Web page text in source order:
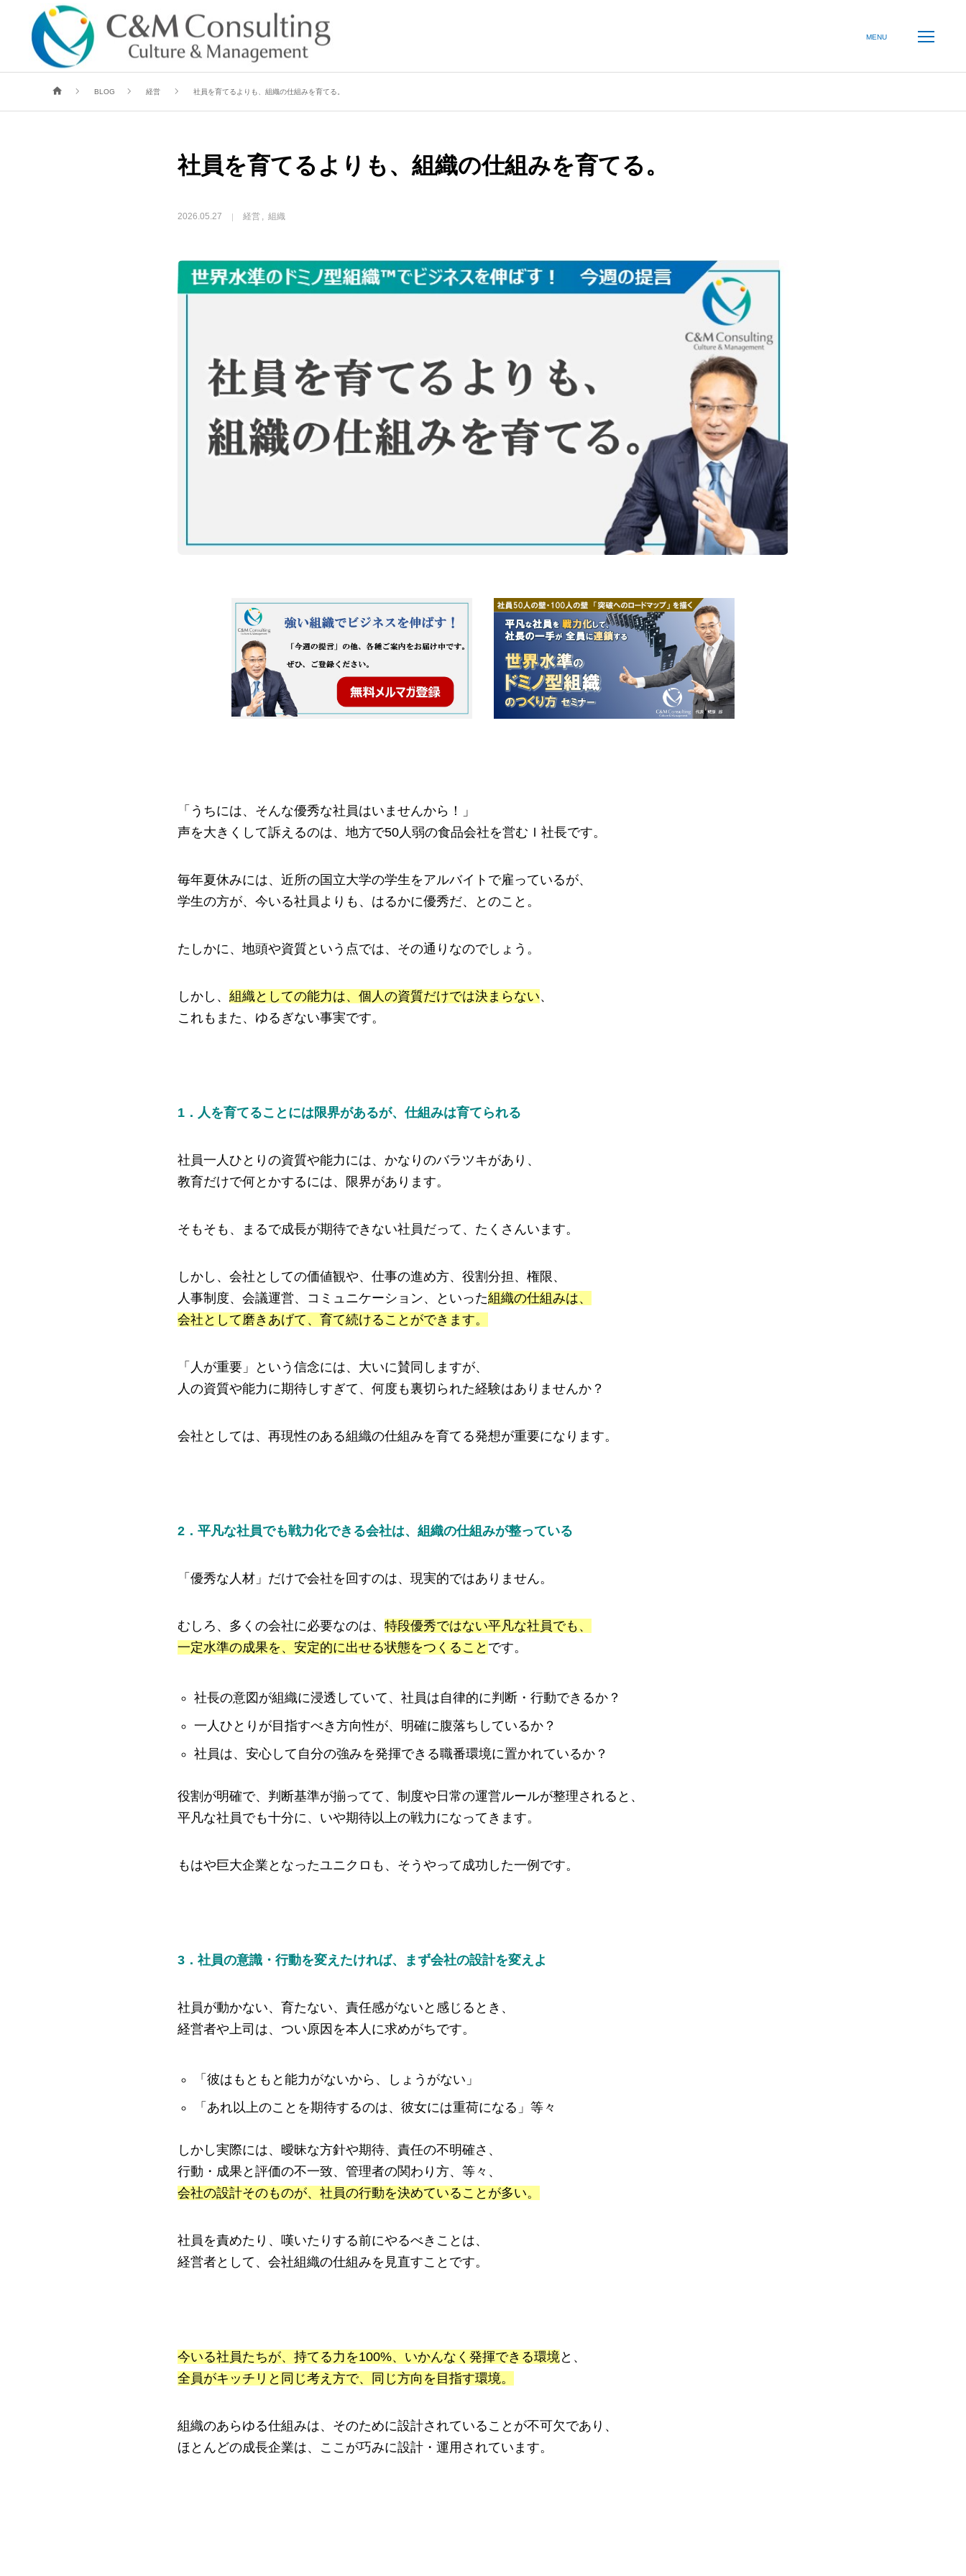
BLOG 経営 社員を育てるよりも、組織の仕組みを育てる。
社員を育てるよりも、組織の仕組みを育てる。
2026.05.27 経営 組織
「うちには、そんな優秀な社員はいませんから！」
声を大きくして訴えるのは、地方で50人弱の食品会社を営むＩ社長です。
毎年夏休みには、近所の国立大学の学生をアルバイトで雇っているが、
学生の方が、今いる社員よりも、はるかに優秀だ、とのこと。
たしかに、地頭や資質という点では、その通りなのでしょう。
しかし、 組織としての能力は、個人の資質だけでは決まらない、
これもまた、ゆるぎない事実です。
1．人を育てることには限界があるが、仕組みは育てられる
社員一人ひとりの資質や能力には、かなりのバラツキがあり、
教育だけで何とかするには、限界があります。
そもそも、まるで成長が期待できない社員だって、たくさんいます。
しかし、会社としての価値観や、仕事の進め方、役割分担、権限、
人事制度、会議運営、コミュニケーション、といった組織の仕組みは、
会社として磨きあげて、育て続けることができます。
「人が重要」という信念には、大いに賛同しますが、
人の資質や能力に期待しすぎて、何度も裏切られた経験はありませんか？
会社としては、再現性のある組織の仕組みを育てる発想が重要になります。
2．平凡な社員でも戦力化できる会社は、組織の仕組みが整っている
「優秀な人材」だけで会社を回すのは、現実的ではありません。
むしろ、多くの会社に必要なのは、 特段優秀ではない平凡な社員でも、
一定水準の成果を、安定的に出せる状態をつくること です。
社長の意図が組織に浸透していて、社員は自律的に判断・行動できるか？
一人ひとりが目指すべき方向性が、明確に腹落ちしているか？
社員は、安心して自分の強みを発揮できる職番環境に置かれているか？
役割が明確で、判断基準が揃ってて、制度や日常の運営ルールが整理されると、
平凡な社員でも十分に、いや期待以上の戦力になってきます。
もはや巨大企業となったユニクロも、そうやって成功した一例です。
3．社員の意識・行動を変えたければ、まず会社の設計を変えよ
社員が動かない、育たない、責任感がないと感じるとき、
経営者や上司は、つい原因を本人に求めがちです。
「彼はもともと能力がないから、しょうがない」
「あれ以上のことを期待するのは、彼女には重荷になる」等々
しかし実際には、曖昧な方針や期待、責任の不明確さ、
行動・成果と評価の不一致、管理者の関わり方、等々、
会社の設計そのものが、社員の行動を決めていることが多い。
社員を責めたり、嘆いたりする前にやるべきことは、
経営者として、会社組織の仕組みを見直すことです。
今いる社員たちが、持てる力を100%、いかんなく発揮できる環境と、
全員がキッチリと同じ考え方で、同じ方向を目指す環境。
組織のあらゆる仕組みは、そのために設計されていることが不可欠であり、
ほとんどの成長企業は、ここが巧みに設計・運用されています。
MENU
初めての方へ
コンサルティング
コラム
TEL: 03-6403-0279